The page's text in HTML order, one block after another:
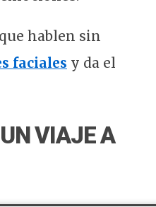
hablen sin
faciales y da el
VIAJE A